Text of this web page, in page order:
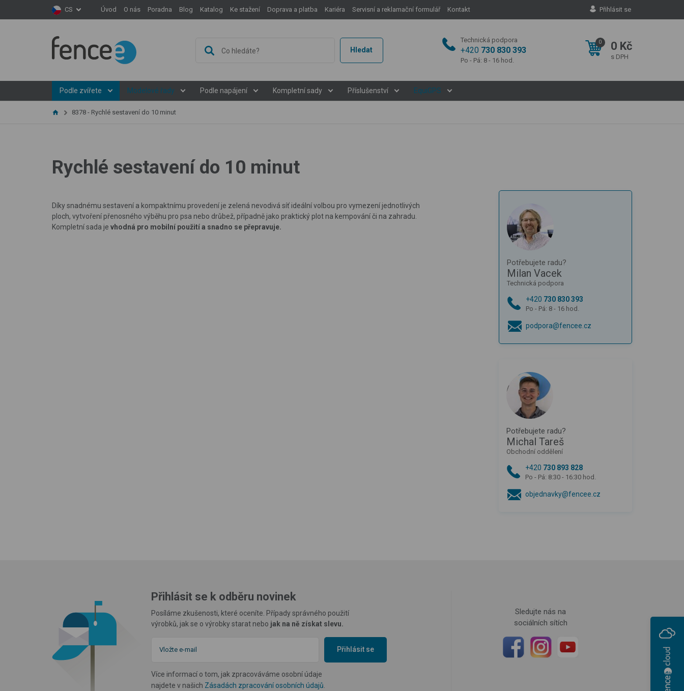
CS Úvod O nás Poradna Blog Katalog Ke stažení Doprava a platba Kariéra Servisní a reklamační formulář Kontakt Přihlásit se
Hledat
Technická podpora
+420 730 830 393
Po - Pá: 8 - 16 hod.
0 0 Kč
s DPH
Podle zvířete Modelové řady Podle napájení Kompletní sady Příslušenství EquiGPS
8378 - Rychlé sestavení do 10 minut
Rychlé sestavení do 10 minut
Díky snadnému sestavení a kompaktnímu provedení je zelená nevodivá síť ideální volbou pro vymezení jednotlivých
ploch, vytvoření přenosného výběhu pro psa nebo drůbež, případně jako praktický plot na kempování či na zahradu.
Kompletní sada je vhodná pro mobilní použití a snadno se přepravuje.
Potřebujete radu?
Milan Vacek
Technická podpora
+420 730 830 393
Po - Pá: 8 - 16 hod.
podpora@fencee.cz
Potřebujete radu?
Michal Tareš
Obchodní oddělení
+420 730 893 828
Po - Pá: 8:30 - 16:30 hod.
objednavky@fencee.cz
Přihlásit se k odběru novinek
Posíláme zkušenosti, které oceníte. Případy správného použití
výrobků, jak se o výrobky starat nebo jak na ně získat slevu.
Přihlásit se
Více informací o tom, jak zpracováváme osobní údaje
najdete v našich Zásadách zpracování osobních údajů
Sledujte nás na
sociálních sítích